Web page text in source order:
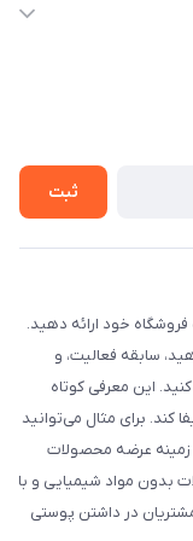
ثبت
خود ارائه دهید.
سابقه فعالیت، و
این معرفی کوتاه
کند. برای مثال می‌توانید
فعالیت خود را در زمینه عرضه محصولات
بدون مواد شیمیایی و با
در داشتن پوستی